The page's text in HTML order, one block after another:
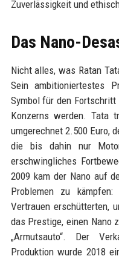
Zuverlässigkeit und
Das Nano-
Nicht alles, was Ratan
Sein ambitioniertestes
Symbol für den
Konzerns werden. Tata
umgerechnet 2.500 Euro,
die bis dahin nur
erschwingliches
2009 kam der Nano auf
Problemen zu
Vertrauen erschütterten,
das Prestige, einen Nano
„Armutsauto“. Der
Produktion wurde 2018